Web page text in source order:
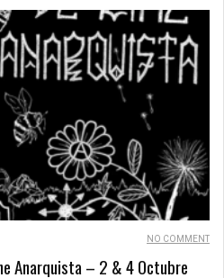
NO COMMENT
Anarquista – 2 & 4 Octubre